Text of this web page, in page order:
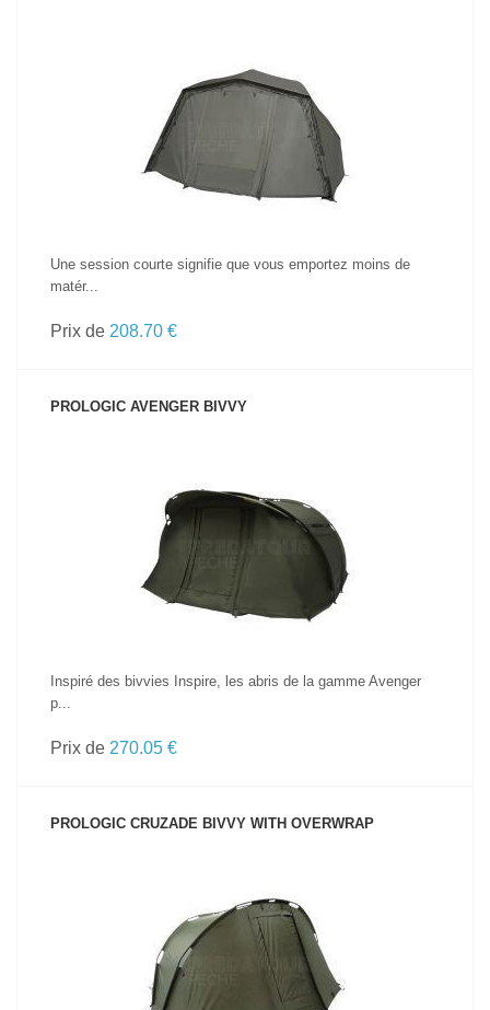
VOIR LE PRODUIT
Une session courte signifie que vous emportez moins de
matér...
Prix de 208.70 €
PROLOGIC AVENGER BIVVY
VOIR LE PRODUIT
Inspiré des bivvies Inspire, les abris de la gamme Avenger
p...
Prix de 270.05 €
PROLOGIC CRUZADE BIVVY WITH OVERWRAP
VOIR LE PRODUIT